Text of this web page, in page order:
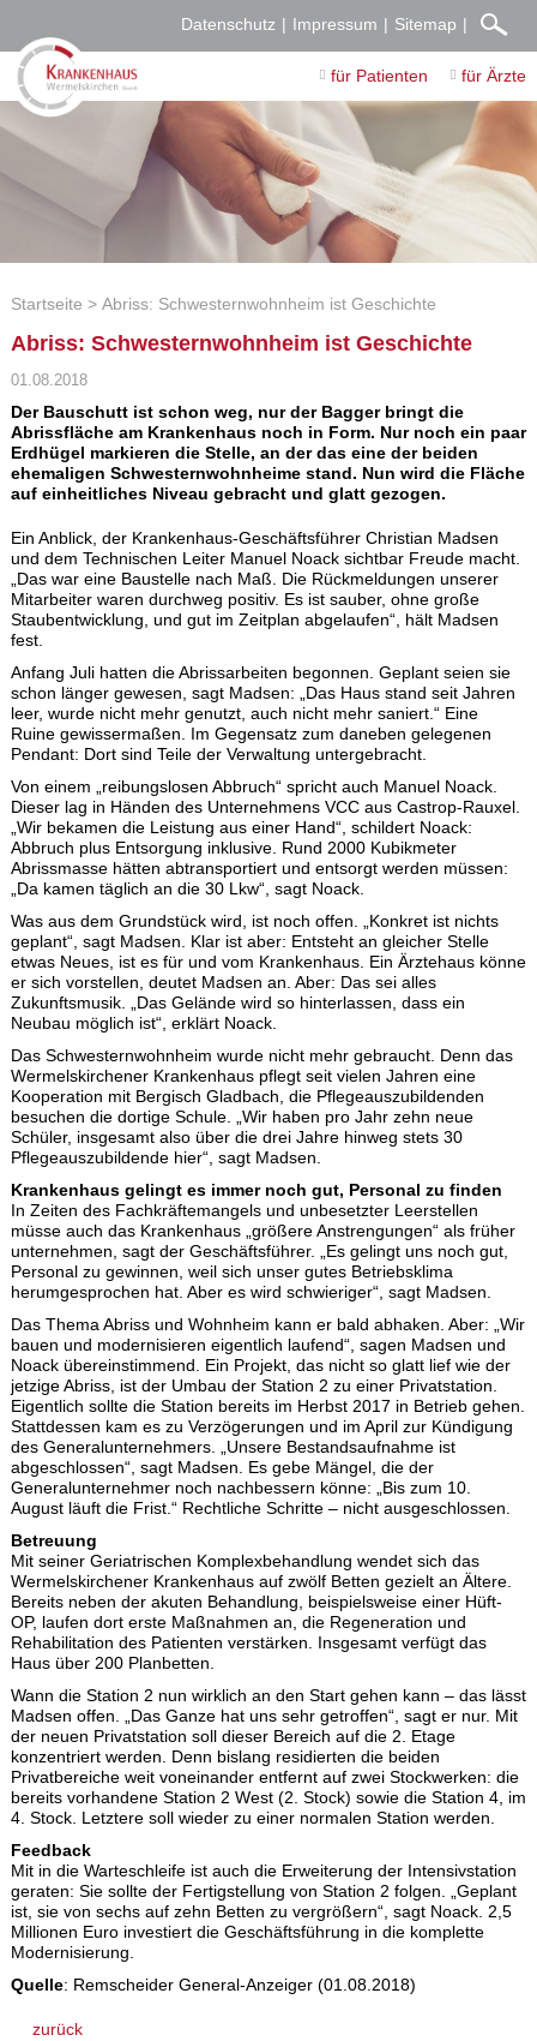
Datenschutz Impressum Sitemap
für Patienten für Ärzte
Startseite Abriss: Schwesternwohnheim ist Geschichte
Abriss: Schwesternwohnheim ist Geschichte
01.08.2018
Der Bauschutt ist schon weg, nur der Bagger bringt die
Abrissfläche am Krankenhaus noch in Form. Nur noch ein paar
Erdhügel markieren die Stelle, an der das eine der beiden
ehemaligen Schwesternwohnheime stand. Nun wird die Fläche
auf einheitliches Niveau gebracht und glatt gezogen.
Ein Anblick, der Krankenhaus-Geschäftsführer Christian Madsen
und dem Technischen Leiter Manuel Noack sichtbar Freude macht.
„Das war eine Baustelle nach Maß. Die Rückmeldungen unserer
Mitarbeiter waren durchweg positiv. Es ist sauber, ohne große
Staubentwicklung, und gut im Zeitplan abgelaufen“, hält Madsen
fest.
Anfang Juli hatten die Abrissarbeiten begonnen. Geplant seien sie
schon länger gewesen, sagt Madsen: „Das Haus stand seit Jahren
leer, wurde nicht mehr genutzt, auch nicht mehr saniert.“ Eine
Ruine gewissermaßen. Im Gegensatz zum daneben gelegenen
Pendant: Dort sind Teile der Verwaltung untergebracht.
Von einem „reibungslosen Abbruch“ spricht auch Manuel Noack.
Dieser lag in Händen des Unternehmens VCC aus Castrop-Rauxel.
„Wir bekamen die Leistung aus einer Hand“, schildert Noack:
Abbruch plus Entsorgung inklusive. Rund 2000 Kubikmeter
Abrissmasse hätten abtransportiert und entsorgt werden müssen:
„Da kamen täglich an die 30 Lkw“, sagt Noack.
Was aus dem Grundstück wird, ist noch offen. „Konkret ist nichts
geplant“, sagt Madsen. Klar ist aber: Entsteht an gleicher Stelle
etwas Neues, ist es für und vom Krankenhaus. Ein Ärztehaus könne
er sich vorstellen, deutet Madsen an. Aber: Das sei alles
Zukunftsmusik. „Das Gelände wird so hinterlassen, dass ein
Neubau möglich ist“, erklärt Noack.
Das Schwesternwohnheim wurde nicht mehr gebraucht. Denn das
Wermelskirchener Krankenhaus pflegt seit vielen Jahren eine
Kooperation mit Bergisch Gladbach, die Pflegeauszubildenden
besuchen die dortige Schule. „Wir haben pro Jahr zehn neue
Schüler, insgesamt also über die drei Jahre hinweg stets 30
Pflegeauszubildende hier“, sagt Madsen.
Krankenhaus gelingt es immer noch gut, Personal zu finden
In Zeiten des Fachkräftemangels und unbesetzter Leerstellen
müsse auch das Krankenhaus „größere Anstrengungen“ als früher
unternehmen, sagt der Geschäftsführer. „Es gelingt uns noch gut,
Personal zu gewinnen, weil sich unser gutes Betriebsklima
herumgesprochen hat. Aber es wird schwieriger“, sagt Madsen.
Das Thema Abriss und Wohnheim kann er bald abhaken. Aber: „Wir
bauen und modernisieren eigentlich laufend“, sagen Madsen und
Noack übereinstimmend. Ein Projekt, das nicht so glatt lief wie der
jetzige Abriss, ist der Umbau der Station 2 zu einer Privatstation.
Eigentlich sollte die Station bereits im Herbst 2017 in Betrieb gehen.
Stattdessen kam es zu Verzögerungen und im April zur Kündigung
des Generalunternehmers. „Unsere Bestandsaufnahme ist
abgeschlossen“, sagt Madsen. Es gebe Mängel, die der
Generalunternehmer noch nachbessern könne: „Bis zum 10.
August läuft die Frist.“ Rechtliche Schritte – nicht ausgeschlossen.
Betreuung
Mit seiner Geriatrischen Komplexbehandlung wendet sich das
Wermelskirchener Krankenhaus auf zwölf Betten gezielt an Ältere.
Bereits neben der akuten Behandlung, beispielsweise einer Hüft-
OP, laufen dort erste Maßnahmen an, die Regeneration und
Rehabilitation des Patienten verstärken. Insgesamt verfügt das
Haus über 200 Planbetten.
Wann die Station 2 nun wirklich an den Start gehen kann – das lässt
Madsen offen. „Das Ganze hat uns sehr getroffen“, sagt er nur. Mit
der neuen Privatstation soll dieser Bereich auf die 2. Etage
konzentriert werden. Denn bislang residierten die beiden
Privatbereiche weit voneinander entfernt auf zwei Stockwerken: die
bereits vorhandene Station 2 West (2. Stock) sowie die Station 4, im
4. Stock. Letztere soll wieder zu einer normalen Station werden.
Feedback
Mit in die Warteschleife ist auch die Erweiterung der Intensivstation
geraten: Sie sollte der Fertigstellung von Station 2 folgen. „Geplant
ist, sie von sechs auf zehn Betten zu vergrößern“, sagt Noack. 2,5
Millionen Euro investiert die Geschäftsführung in die komplette
Modernisierung.
Quelle: Remscheider General-Anzeiger (01.08.2018)
zurück